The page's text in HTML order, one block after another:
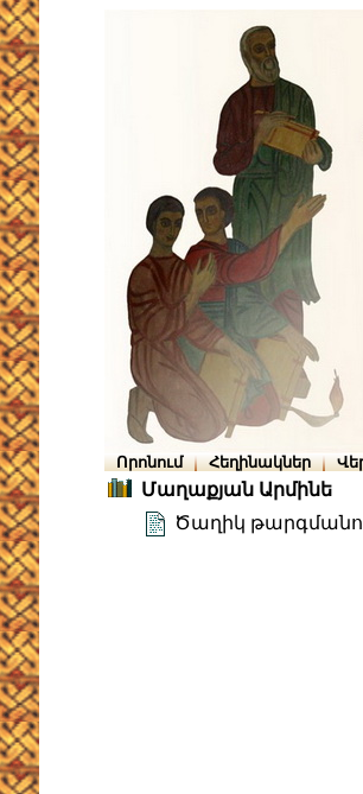
Որոնում Հեղինակներ
Մաղաքյան Արմինե
Ծաղիկ